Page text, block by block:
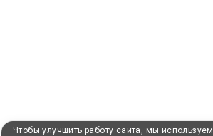
Чтобы улучшить работу сайта, мы